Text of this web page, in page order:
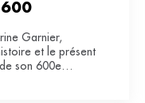
Garnier,
et le présent
son 600e